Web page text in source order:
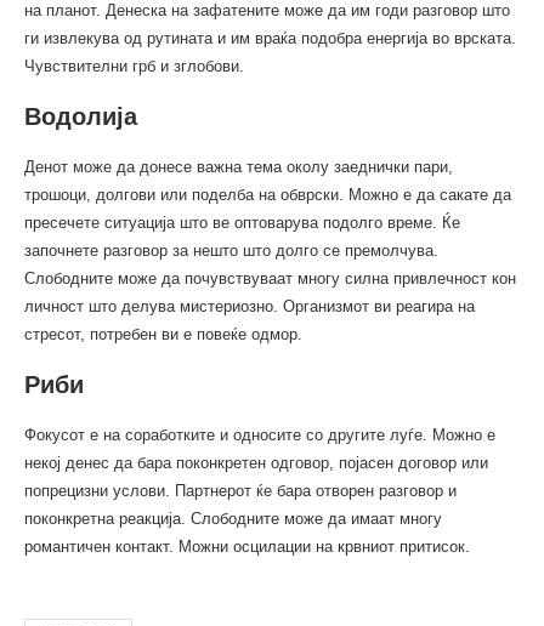
на планот. Денеска на зафатените може да им годи разговор што
ги извлекува од рутината и им враќа подобра енергија во врската.
Чувствителни грб и зглобови.
Водолија
Денот може да донесе важна тема околу заеднички пари,
трошоци, долгови или поделба на обврски. Можно е да сакате да
пресечете ситуација што ве оптоварува подолго време. Ќе
започнете разговор за нешто што долго се премолчува.
Слободните може да почувствуваат многу силна привлечност кон
личност што делува мистериозно. Организмот ви реагира на
стресот, потребен ви е повеќе одмор.
Риби
Фокусот е на соработките и односите со другите луѓе. Можно е
некој денес да бара поконкретен одговор, појасен договор или
попрецизни услови. Партнерот ќе бара отворен разговор и
поконкретна реакција. Слободните може да имаат многу
романтичен контакт. Можни осцилации на крвниот притисок.